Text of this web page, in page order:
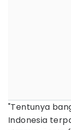
"Tentunya
Indonesia